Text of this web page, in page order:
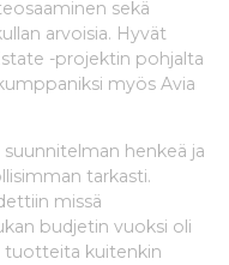
sekä
arvoisia. Hyvät
-projektin pohjalta
myös Avia
henkeä ja
tarkasti.
missä
budjetin vuoksi oli
tuotteita kuitenkin